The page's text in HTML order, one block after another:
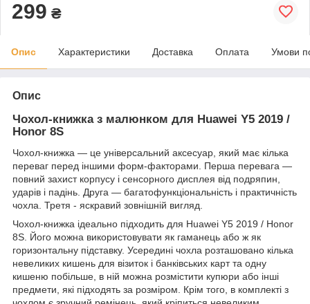
299 ₴
Опис Характеристики Доставка Оплата Умови
Опис
Чохол-книжка з малюнком для Huawei Y5 2019 /
Honor 8S
Чохол-книжка ― це універсальний аксесуар, який має кілька
переваг перед іншими форм-факторами. Перша перевага ―
повний захист корпусу і сенсорного дисплея від подряпин,
ударів і падінь. Друга ― багатофункціональність і практичність
чохла. Третя - яскравий зовнішній вигляд.
Чохол-книжка ідеально підходить для Huawei Y5 2019 / Honor
8S. Його можна використовувати як гаманець або ж як
горизонтальну підставку. Усередині чохла розташовано кілька
невеликих кишень для візиток і банківських карт та одну
кишеню побільше, в ній можна розмістити купюри або інші
предмети, які підходять за розміром. Крім того, в комплекті з